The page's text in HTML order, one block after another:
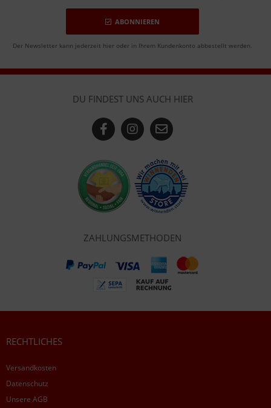
ABONNIEREN
Der Newsletter kann jederzeit hier oder in Ihrem Kundenkonto abbestellt werden.
DU FINDEST UNS AUCH HIER
ZAHLUNGSMETHODEN
RECHTLICHES
Versandkosten
Datenschutz
Unsere AGB